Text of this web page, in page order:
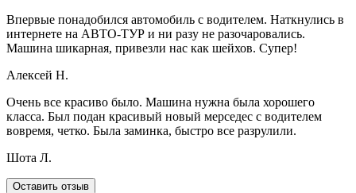
Впервые понадобился автомобиль с водителем. Наткнулись в
интернете на АВТО-ТУР и ни разу не разочаровались.
Машина шикарная, привезли нас как шейхов. Супер!
Алексей Н.
Очень все красиво было. Машина нужна была хорошего
класса. Был подан красивый новый мерседес с водителем
вовремя, четко. Была заминка, быстро все разрулили.
Шота Л.
Оставить отзыв